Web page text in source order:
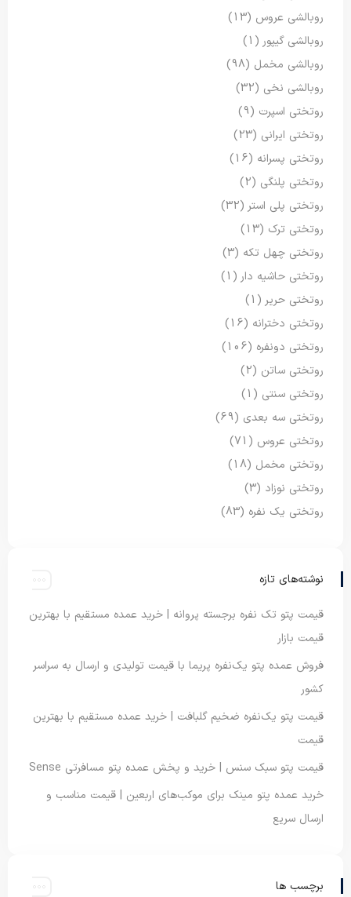
روبالشی عروس (13)
روبالشی گیپور (1)
روبالشی مخمل (98)
روبالشی نخی (32)
روتختی اسپرت (9)
روتختی ایرانی (23)
روتختی پسرانه (16)
روتختی پلنگی (2)
روتختی پلی استر (32)
روتختی ترک (13)
روتختی چهل تکه (3)
روتختی حاشیه دار (1)
روتختی حریر (1)
روتختی دخترانه (16)
روتختی دونفره (106)
روتختی ساتن (2)
روتختی سنتی (1)
روتختی سه بعدی (69)
روتختی عروس (71)
روتختی مخمل (18)
روتختی نوزاد (3)
روتختی یک نفره (83)
نوشته‌های تازه
قیمت پتو تک نفره برجسته پروانه | خرید عمده مستقیم با بهترین
قیمت بازار
فروش عمده پتو یک‌نفره پریما با قیمت تولیدی و ارسال به سراسر
کشور
قیمت پتو یک‌نفره ضخیم گلبافت | خرید عمده مستقیم با بهترین
قیمت
قیمت پتو سبک سنس | خرید و پخش عمده پتو مسافرتی Sense
خرید عمده پتو مینک برای موکب‌های اربعین | قیمت مناسب و
ارسال سریع
برچسب ها